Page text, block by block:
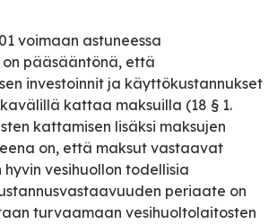
voimaan astuneessa
pääsääntönä, että
investoinnit ja käyttökustannukset
kattaa maksuilla (18 § 1.
kattamisen lisäksi maksujen
on, että maksut vastaavat
hyvin vesihuollon todellisia
periaate on
turvaamaan vesihuoltolaitosten